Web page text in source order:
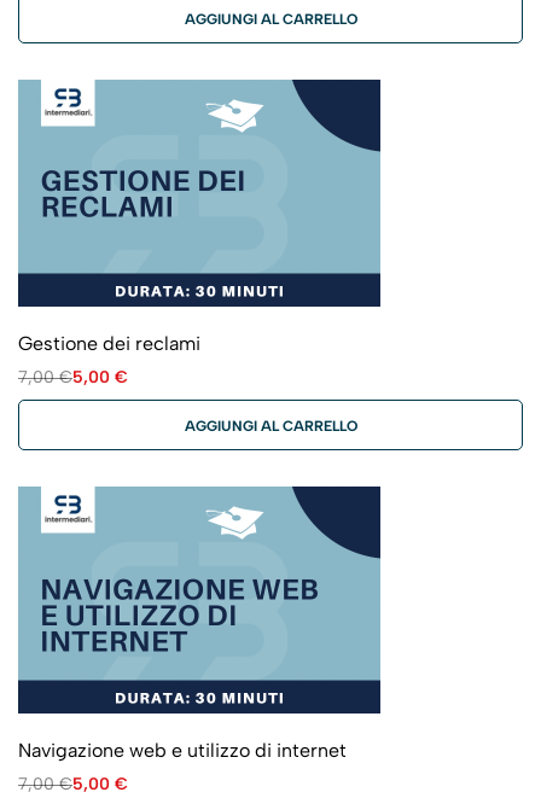
AGGIUNGI AL CARRELLO
Gestione dei reclami
7,00€5,00 €
AGGIUNGI AL CARRELLO
Navigazione web e utilizzo di internet
7,00€5,00 €